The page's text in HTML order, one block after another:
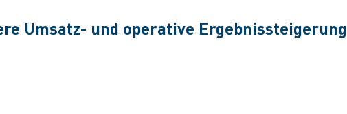
Umsatz- und operative Ergebnissteigerung